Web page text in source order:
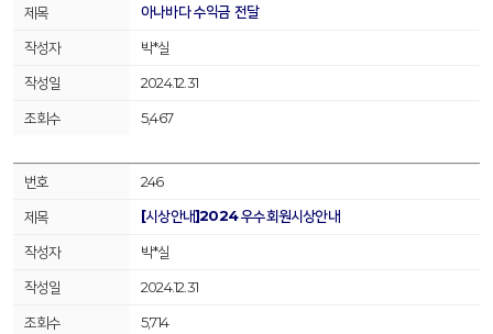
아나바다 수익금 전달
박*실
2024.12.31
5,467
246
[시상안내]2024 우수회원시상안내
박*실
2024.12.31
5,714